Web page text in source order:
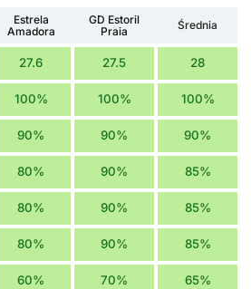
Estrela
Amadora
GD Estoril
Praia
Średnia
27.6 27.5 28
100% 100% 100%
90% 90% 90%
80% 90% 85%
80% 90% 85%
80% 90% 85%
60% 70% 65%